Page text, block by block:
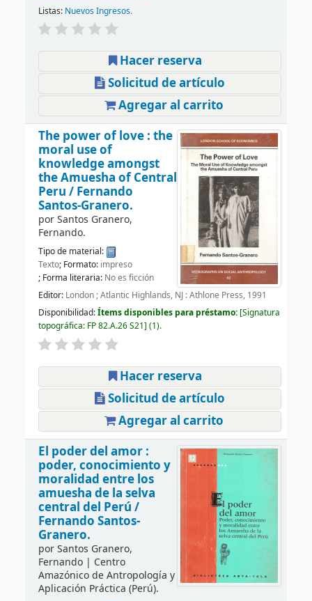
Listas: Nuevos Ingresos.
Hacer reserva
Solicitud de artículo
Agregar al carrito
The power of love : the
moral use of
knowledge amongst
the Amuesha of Central
Peru / Fernando
Santos-Granero.
porSantos Granero,
Fernando.
Tipo de material:
Texto; Formato: impreso
; Forma literaria: No es ficción
Editor: London ; Atlantic Highlands, NJ : Athlone Press, 1991
Disponibilidad:Ítems disponibles para préstamo: Signatura
topográfica: FP 82.A.26 S21 (1).
Hacer reserva
Solicitud de artículo
Agregar al carrito
El poder del amor :
poder, conocimiento y
moralidad entre los
amuesha de la selva
central del Perú /
Fernando Santos-
Granero.
porSantos Granero,
Fernando| Centro
Amazónico de Antropología y
Aplicación Práctica (Perú).